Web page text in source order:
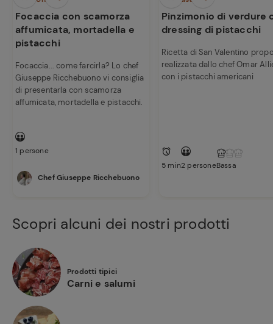
Focaccia con scamorza
affumicata, mortadella e
pistacchi
Focaccia... come farcirla? Lo chef
Giuseppe Ricchebuono vi consiglia
di presentarla con scamorza
affumicata, mortadella e pistacchi.
1 persone
Chef Giuseppe Ricchebuono
Pinzimonio di verdure
dressing di pistacchi
Ricetta di San Valentino
realizzata dallo chef Omar
con i pistacchi americani
5 min2 personeBassa
Scopri alcuni dei nostri prodotti
Prodotti tipici
Carni e salumi
Ricette
preferite